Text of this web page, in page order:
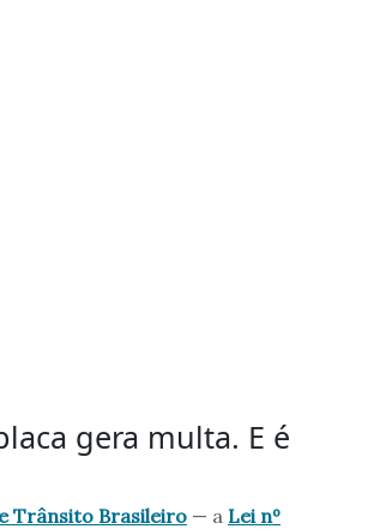
gera multa. E é
Trânsito Brasileiro — a Lei nº